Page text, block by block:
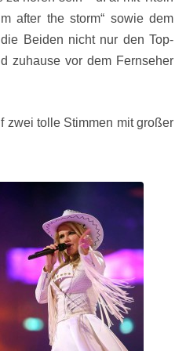
after the storm“ sowie dem
Beiden nicht nur den Top-
zuhause vor dem Fernseher
zwei tolle Stimmen mit großer